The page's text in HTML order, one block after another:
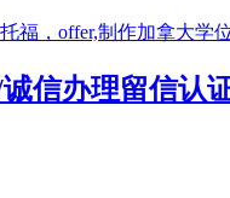
信办理留信认